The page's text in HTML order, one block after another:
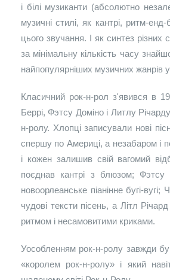
і білі музиканти (абсолютно
музичні стилі, як кантрі, ритм-
цього звучання. І як синтез
за мінімальну кількість часу
найпопулярніших музичних жанрів у
Класичний рок-н-рол з'явився в
Беррі, Фэтсу Доміно і Литлу
н-ролу. Хлопці записували нові
спершу по Америці, а незабаром і
і кожен залишив свій вагомий
поєднав кантрі з блюзом;
новоорлеанське піанінне бугі-
чудові тексти пісень, а Літл
ритмом і несамовитими криками.
Уособленням рок-н-ролу завжди
«королем рок-н-ролу» і який